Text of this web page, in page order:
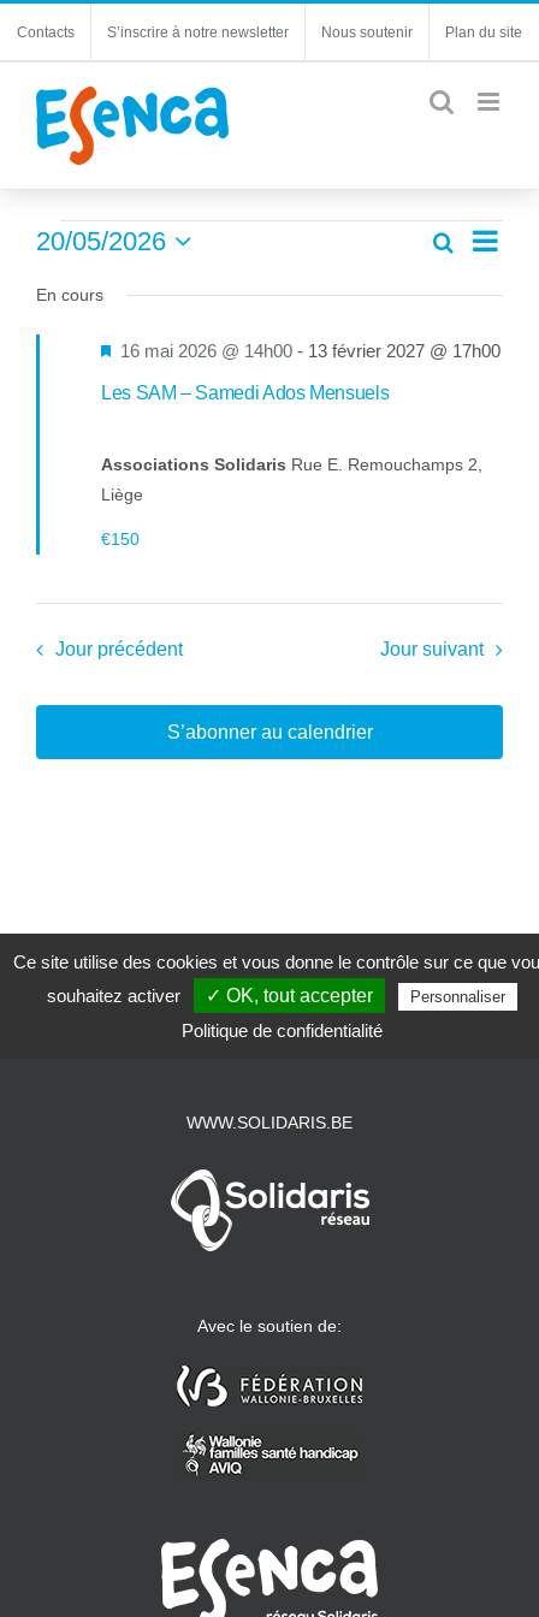
Contacts S’inscrire à notre newsletter Nous soutenir Plan du site
Évènements
for
20
de
Recherche
vues
Jour
20/05/2026
une
En cours
Les SAM – Samedi Ados Mensuels
Mis
en
16 mai 2026 @ 14h00 - 13 février 2027 @ 17h00
Associations Solidaris Rue E. Remouchamps 2,
Liège
€150
Jour précédent Jour suivant
S’abonner au calendrier
WWW.SOLIDARIS.BE
Avec le soutien de:
Ce site utilise des cookies et vous donne le contrôle sur ce que
souhaitez activer
✓ OK, tout accepter Personnaliser
Politique de confidentialité